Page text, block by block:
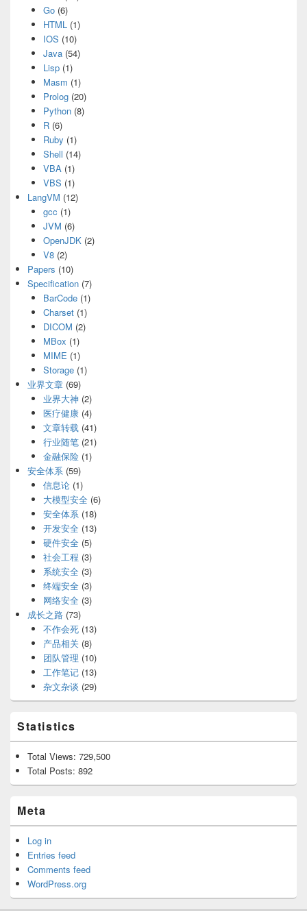
Go(6)
HTML(1)
IOS (10)
Java(54)
Lisp(1)
Masm (1)
Prolog(20)
Python(8)
R(6)
Ruby (1)
Shell (14)
VBA(1)
VBS (1)
LangVM (12)
gcc (1)
JVM (6)
OpenJDK(2)
V8(2)
Papers (10)
Specification (7)
BarCode(1)
Charset(1)
DICOM (2)
MBox (1)
MIME (1)
Storage(1)
业界文章 (69)
业界大神 (2)
医疗健康(4)
文章转载(41)
行业随笔(21)
金融保险(1)
安全体系 (59)
信息论(1)
大模型安全(6)
安全体系(18)
开发安全(13)
硬件安全(5)
社会工程 (3)
系统安全(3)
终端安全(3)
网络安全(3)
成长之路 (73)
不作会死(13)
产品相关 (8)
团队管理 (10)
工作笔记(13)
杂文杂谈 (29)
Statistics
Total Views: 729,500
Total Posts: 892
Meta
Log in
Entries feed
Comments feed
WordPress.org